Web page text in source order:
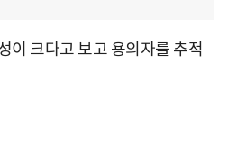
이 크다고 보고 용의자를 추적